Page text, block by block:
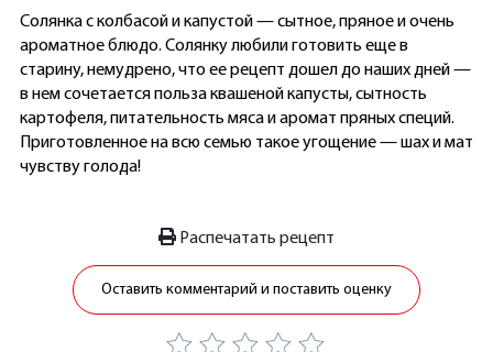
Солянка с колбасой и капустой — сытное, пряное и очень
ароматное блюдо. Солянку любили готовить еще в
старину, немудрено, что ее рецепт дошел до наших дней —
в нем сочетается польза квашеной капусты, сытность
картофеля, питательность мяса и аромат пряных специй.
Приготовленное на всю семью такое угощение — шах и мат
чувству голода!
Распечатать рецепт
Оставить комментарий и поставить оценку